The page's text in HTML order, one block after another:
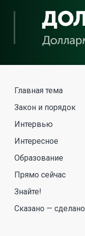
Главная тема
Закон и порядок
Интервью
Интересное
Образование
Прямо сейчас
Знайте!
Сказано — сделано